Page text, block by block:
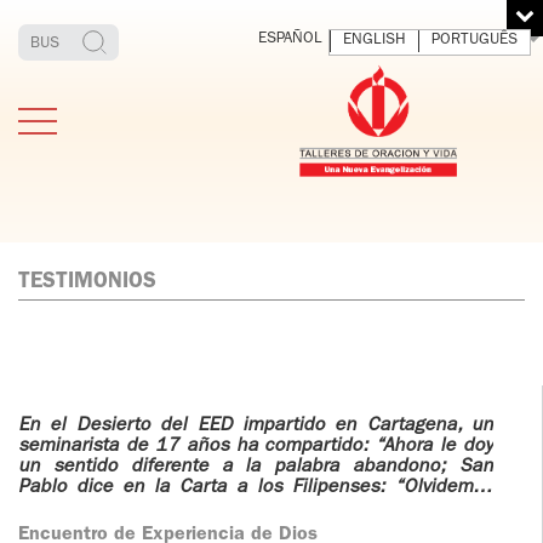
TOV ADULTOS
TOV JÓVENES
TOV
PADRE
IGNACIO
LARRAÑAGA
ORBEGOZO
OFM CAP.
ESPAÑOL ENGLISH PORTUGUÊS
TESTIMONIOS
En el Desierto del EED impartido en Cartagena, un
seminarista de 17 años ha compartido: “Ahora le doy
un sentido diferente a la palabra abandono; San
Pablo dice en la Carta a los Filipenses: “Olvidemos
delante”, y ahora el Señor me invita a abandonarme
Encuentro de Experiencia de Dios